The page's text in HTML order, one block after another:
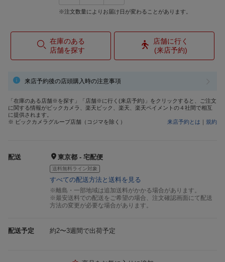
※注文数量によりお届け日が変わることがあります。
在庫のある
店舗を探す
店舗に行く
(来店予約)
来店予約後の店頭購入時の注意事項
「在庫のある店舗※を探す」「店舗※に行く(来店予約)」をクリックすると、ご注文
に関する情報がビックカメラ、楽天ビック、楽天、楽天ペイメントの４社間で相互
に提供されます。
※ ビックカメラグループ店舗（コジマを除く）
来店予約とは ｜ 規約
配送 東京都 - 宅配便
送料無料ライン対象
すべての配送方法と送料を見る
※離島・一部地域は追加送料がかかる場合があります。
※最安送料での配送をご希望の場合、注文確認画面にて配送
方法の変更が必要な場合があります。
配送予定 約2〜3週間で出荷予定